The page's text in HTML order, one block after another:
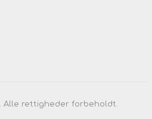
Alle rettigheder forbeholdt.